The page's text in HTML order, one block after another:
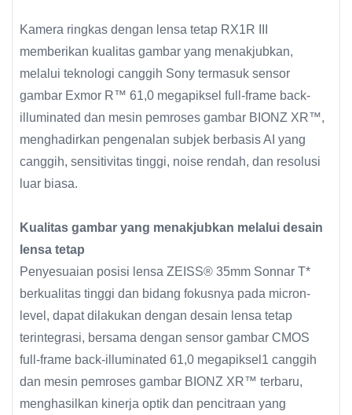
Kamera ringkas dengan lensa tetap RX1R III
memberikan kualitas gambar yang menakjubkan,
melalui teknologi canggih Sony termasuk sensor
gambar Exmor R™ 61,0 megapiksel full-frame back-
illuminated dan mesin pemroses gambar BIONZ XR™,
menghadirkan pengenalan subjek berbasis AI yang
canggih, sensitivitas tinggi, noise rendah, dan resolusi
luar biasa.
Kualitas gambar yang menakjubkan melalui desain
lensa tetap
Penyesuaian posisi lensa ZEISS® 35mm Sonnar T*
berkualitas tinggi dan bidang fokusnya pada micron-
level, dapat dilakukan dengan desain lensa tetap
terintegrasi, bersama dengan sensor gambar CMOS
full-frame back-illuminated 61,0 megapiksel1 canggih
dan mesin pemroses gambar BIONZ XR™ terbaru,
menghasilkan kinerja optik dan pencitraan yang